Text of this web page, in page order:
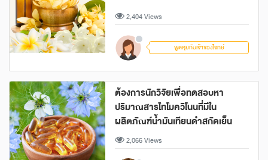
2,404 Views
พูดคุยกับเจ้าของโจทย์
ต้องการนักวิจัยเพื่อทดสอบหา
ปริมาณสารไทโมควิโนนที่มีใน
ผลิตภัณฑ์น้ำมันเทียนดำสกัดเย็น
2,066 Views